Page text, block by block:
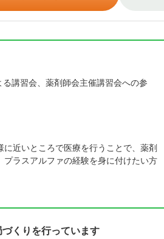
講習会、薬剤師会主催講習会への参
近いところで医療を行うことで、薬剤
ラスアルファの経験を身に付けたい方
くりを行っています